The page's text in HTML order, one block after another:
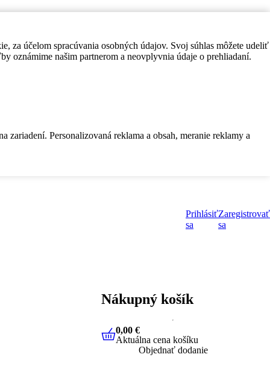
za účelom spracúvania osobných údajov. Svoj súhlas môžete udeliť
oznámime našim partnerom a neovplyvnia údaje o prehliadaní.
Personalizovaná reklama a obsah, meranie reklamy a
Prihlásiť
sa
Zaregistrovať
sa
Nákupný košík
0,00 €Aktuálna cena košíku
0,00 €
Aktuálna cena košíku
Objednať dodanie